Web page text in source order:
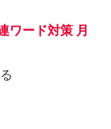
ワード対策 月